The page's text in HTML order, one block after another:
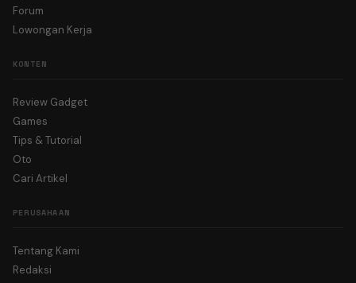
Forum
Lowongan Kerja
KONTEN
Review Gadget
Games
Tips & Tutorial
Oto
Cari Artikel
PERUSAHAAN
Tentang Kami
Redaksi